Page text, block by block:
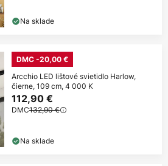
Na sklade
DMC -20,00 €
Arcchio LED lištové svietidlo Harlow,
čierne, 109 cm, 4 000 K
112,90 €
DMC132,90 €
Na sklade